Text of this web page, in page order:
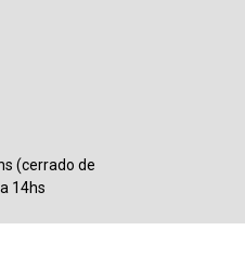
(cerrado de
14hs